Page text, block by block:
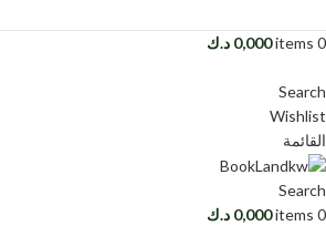
0
items
0,000 د.ك
Search
Wishlist
القائمة
Search
0
items
0,000 د.ك